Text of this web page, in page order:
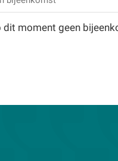
dit moment geen